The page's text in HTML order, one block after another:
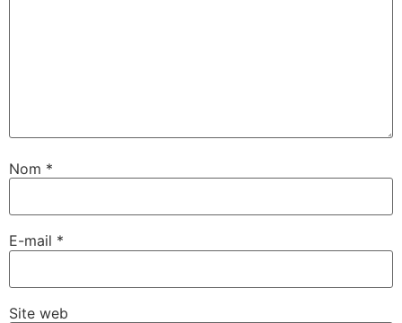
Nom *
E-mail *
Site web